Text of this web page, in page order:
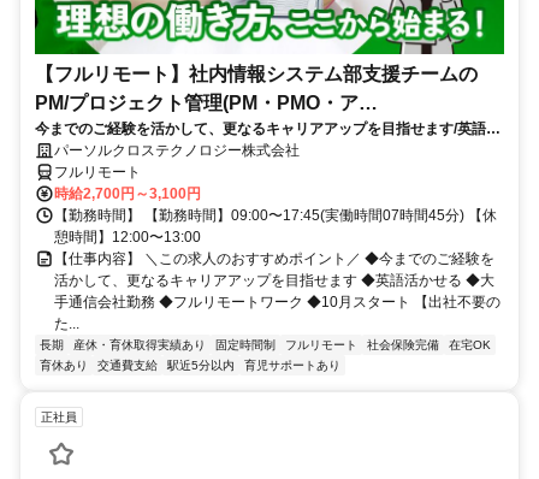
【フルリモート】社内情報システム部支援チームの
PM/プロジェクト管理(PM・PMO・ア
シ)_N260774362
今までのご経験を活かして、更なるキャリアアップを目指せます/英語活
かせる/大手通信会社勤務/フルリモートワーク/10月スタート
パーソルクロステクノロジー株式会社
フルリモート
時給2,700円～3,100円
【勤務時間】 【勤務時間】09:00〜17:45(実働時間07時間45分) 【休
憩時間】12:00〜13:00
【仕事内容】 ＼この求人のおすすめポイント／ ◆今までのご経験を
活かして、更なるキャリアアップを目指せます ◆英語活かせる ◆大
手通信会社勤務 ◆フルリモートワーク ◆10月スタート 【出社不要の
た...
長期 産休・育休取得実績あり 固定時間制 フルリモート 社会保険完備
在宅OK
育休あり
交通費支給 駅近5分以内 育児サポートあり
正社員